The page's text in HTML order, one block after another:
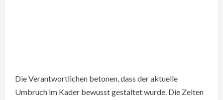
Die Verantwortlichen betonen, dass der aktuelle
Umbruch im Kader bewusst gestaltet wurde. Die Zeiten